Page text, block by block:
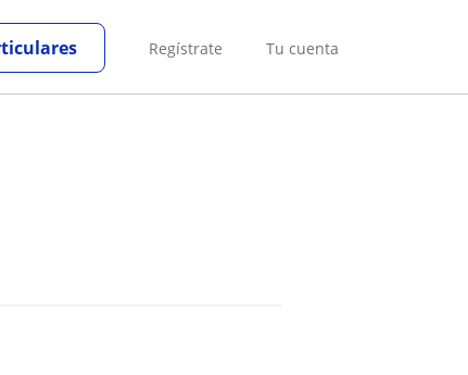
Regístrate Tu cuenta